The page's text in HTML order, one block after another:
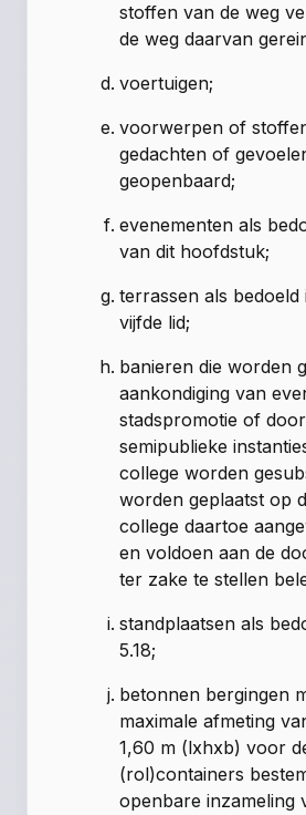
stoffen van de weg
de weg daarvan
voertuigen;
voorwerpen of
gedachten of
geopenbaard;
evenementen als
van dit hoofdstuk;
terrassen als bedoeld
vijfde lid;
banieren die worden
aankondiging van
stadspromotie of
semipublieke
college worden
worden geplaatst op
college daartoe
en voldoen aan de
ter zake te stellen
standplaatsen als
5.18;
betonnen bergingen
maximale afmeting
1,60 m (lxhxb) voor
(rol)containers
openbare inzameling